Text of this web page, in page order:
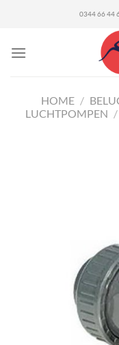
0344 66 44
HOME /
LUCHTPOMPEN /